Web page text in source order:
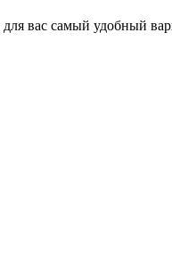
вас самый удобный